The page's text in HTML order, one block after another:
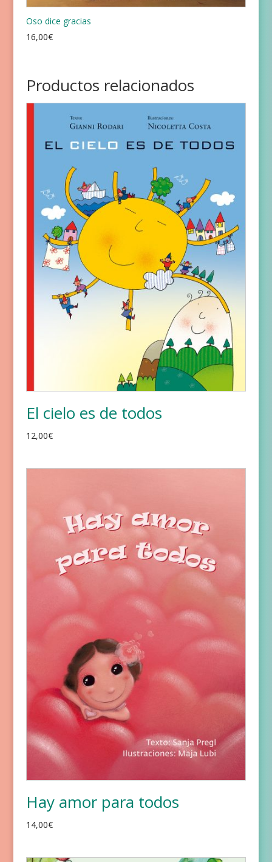
Oso dice gracias
16,00€
Productos relacionados
El cielo es de todos
12,00€
Hay amor para todos
14,00€